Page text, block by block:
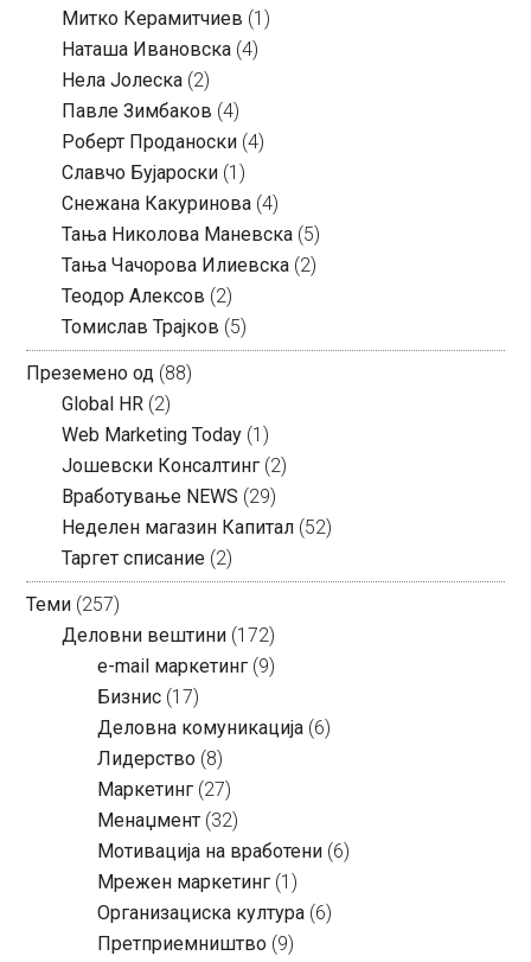
Митко Керамитчиев (1)
Наташа Ивановска (4)
Нела Јолеска (2)
Павле Зимбаков (4)
Роберт Проданоски (4)
Славчо Бујароски (1)
Снежана Какуринова (4)
Тања Николова Маневска (5)
Тања Чачорова Илиевска (2)
Теодор Алексов (2)
Томислав Трајков (5)
Преземено од (88)
Global HR (2)
Web Marketing Today (1)
Јошевски Консалтинг (2)
Вработување NEWS (29)
Неделен магазин Капитал (52)
Таргет списание (2)
Теми (257)
Деловни вештини (172)
e-mail маркетинг (9)
Бизнис (17)
Деловна комуникација (6)
Лидерство (8)
Маркетинг (27)
Менаџмент (32)
Мотивација на вработени (6)
Мрежен маркетинг (1)
Организациска култура (6)
Претприемништво (9)